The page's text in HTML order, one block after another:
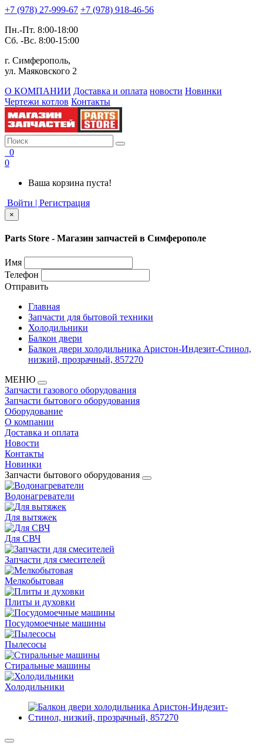
+7 (978) 27-999-67 +7 (978) 918-46-56
Пн.-Пт. 8:00-18:00
Сб. -Вс. 8:00-15:00
г. Симферополь,
ул. Маяковского 2
О КОМПАНИИ Доставка и оплата новости Новинки
Чертежи котлов Контакты
0
0
Ваша корзина пуста!
Войти | Регистрация
×
Parts Store - Магазин запчастей в Симферополе
Имя
Телефон
Отправить
Главная
Запчасти для бытовой техники
Холодильники
Балкон двери
Балкон двери холодильника Аристон-Индезит-Стинол,
низкий, прозрачный, 857270
МЕНЮ
Запчасти газового оборудования
Запчасти бытового оборудования
Оборудование
О компании
Доставка и оплата
Новости
Контакты
Новинки
Запчасти бытового оборудования
Водонагреватели
Для вытяжек
Для СВЧ
Запчасти для смесителей
Мелкобытовая
Плиты и духовки
Посудомоечные машины
Пылесосы
Стиральные машины
Холодильники